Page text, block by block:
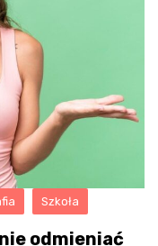
Szkoła
odmieniać